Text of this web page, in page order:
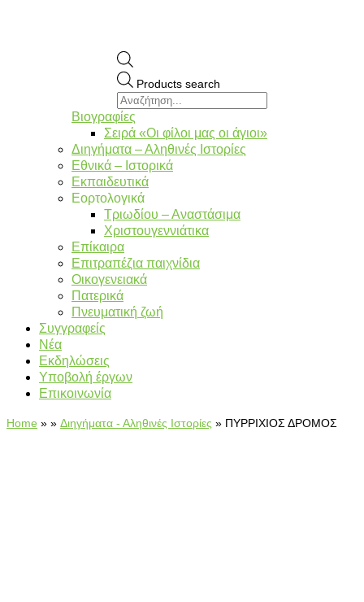
Products search
Βιογραφίες
Σειρά «Οι φίλοι μας οι άγιοι»
Διηγήματα – Αληθινές Ιστορίες
Εθνικά – Ιστορικά
Εκπαιδευτικά
Εορτολογικά
Τριωδίου – Αναστάσιμα
Χριστουγεννιάτικα
Επίκαιρα
Επιτραπέζια παιχνίδια
Οικογενειακά
Πατερικά
Πνευματική ζωή
Συγγραφείς
Νέα
Εκδηλώσεις
Υποβολή έργων
Επικοινωνία
Home » » Διηγήματα - Αληθινές Ιστορίες » ΠΥΡΡΙΧΙΟΣ ΔΡΟΜΟΣ